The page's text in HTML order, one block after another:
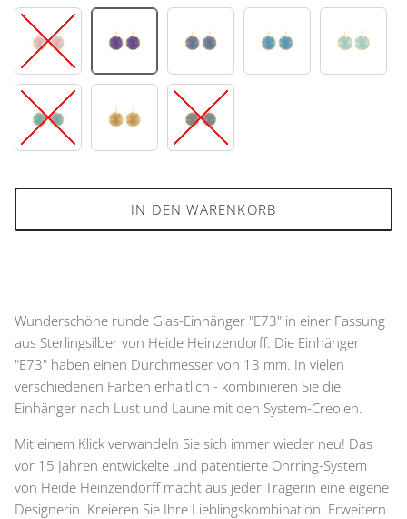
11 32 42 47 53
60 76 95
IN DEN WARENKORB
Wunderschöne runde Glas-Einhänger "E73" in einer Fassung
aus Sterlingsilber von Heide Heinzendorff. Die Einhänger
"E73" haben einen Durchmesser von 13 mm. In vielen
verschiedenen Farben erhältlich - kombinieren Sie die
Einhänger nach Lust und Laune mit den System-Creolen.
Mit einem Klick verwandeln Sie sich immer wieder neu! Das
vor 15 Jahren entwickelte und patentierte Ohrring-System
von Heide Heinzendorff macht aus jeder Trägerin eine eigene
Designerin. Kreieren Sie Ihre Lieblingskombination. Erweitern